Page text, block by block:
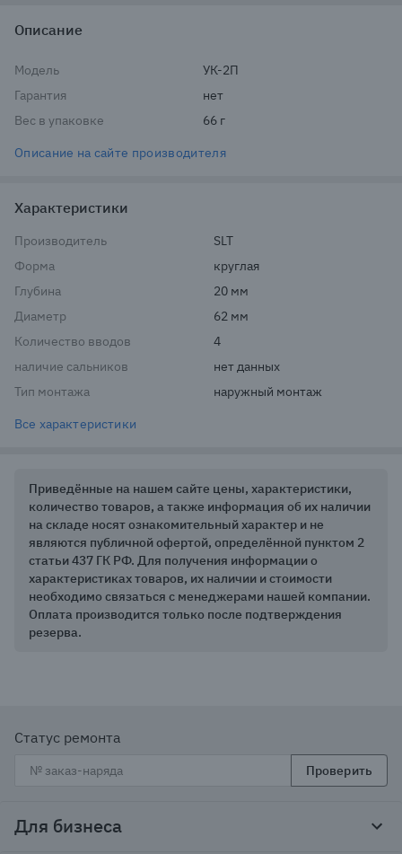
Описание
Модель
УК-2П
Гарантия
нет
Вес в упаковке
66 г
Описание на сайте производителя
Характеристики
Производитель
SLT
Форма
круглая
Глубина
20 мм
Диаметр
62 мм
Количество вводов
4
наличие сальников
нет данных
Тип монтажа
наружный монтаж
Все характеристики
Приведённые на нашем сайте цены, характеристики,
количество товаров, а также информация об их наличии
на складе носят ознакомительный характер и не
являются публичной офертой, определённой пунктом 2
статьи 437 ГК РФ. Для получения информации о
характеристиках товаров, их наличии и стоимости
необходимо связаться с менеджерами нашей компании.
Оплата производится только после подтверждения
резерва.
Статус ремонта
Проверить
Для бизнеса